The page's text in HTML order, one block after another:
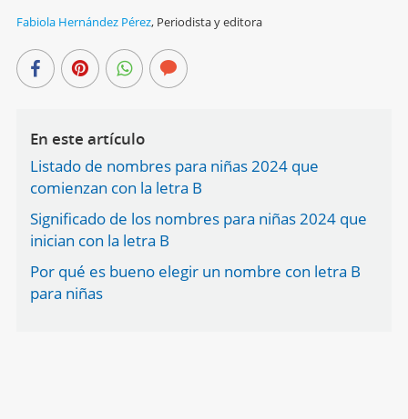
Fabiola Hernández Pérez, Periodista y editora
En este artículo
Listado de nombres para niñas 2024 que
comienzan con la letra B
Significado de los nombres para niñas 2024 que
inician con la letra B
Por qué es bueno elegir un nombre con letra B
para niñas